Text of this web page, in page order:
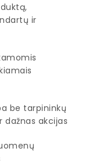
ir
be tarpininkų
dažnas akcijas